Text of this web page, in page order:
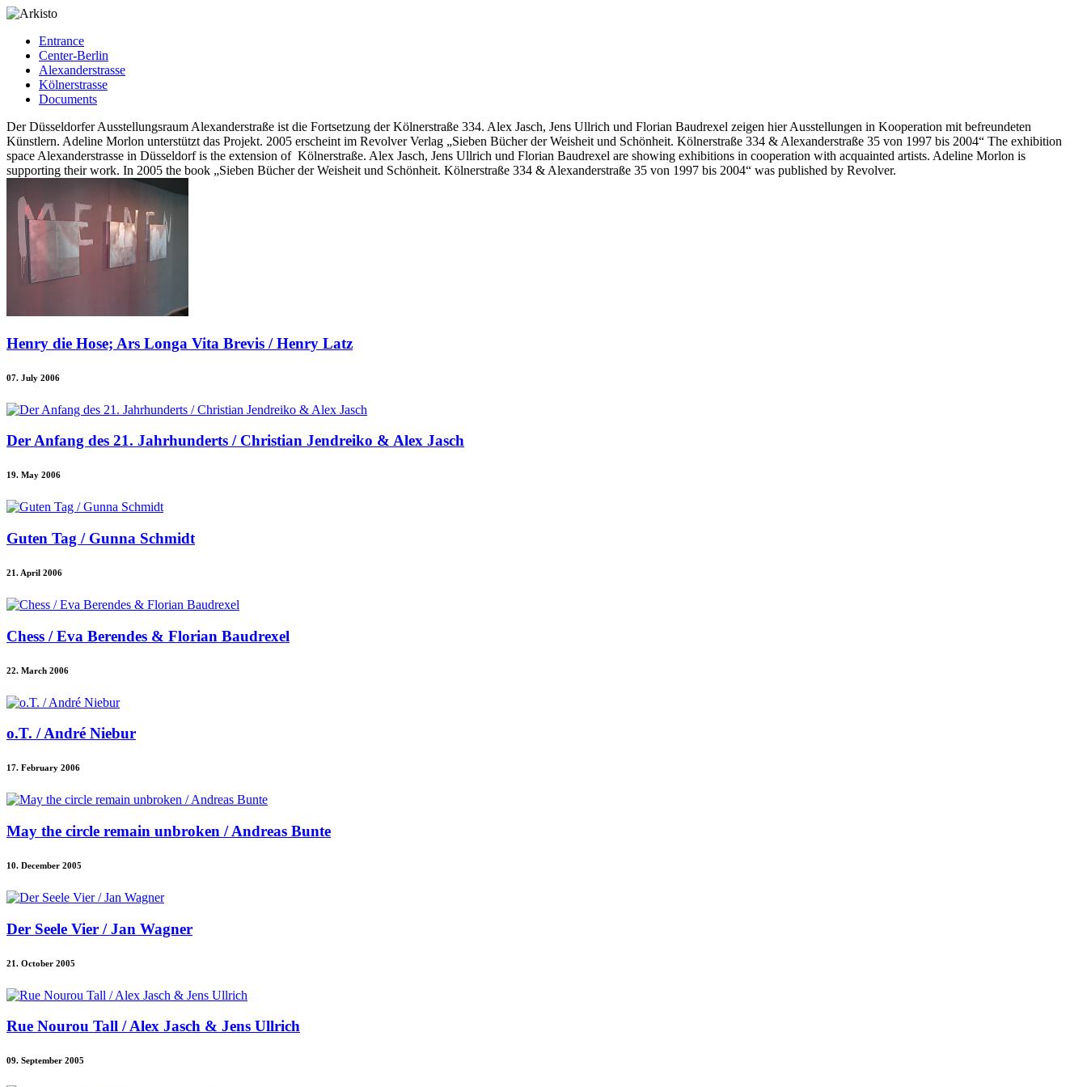
Entrance
Center-Berlin
Alexanderstrasse
Kölnerstrasse
Documents
Der Düsseldorfer Ausstellungsraum Alexanderstraße ist die Fortsetzung der Kölnerstraße 334. Alex Jasch, Jens Ullrich und Florian Baudrexel zeigen hier Ausstellungen in Kooperation mit befreundeten
Künstlern. Adeline Morlon unterstützt das Projekt. 2005 erscheint im Revolver Verlag „Sieben Bücher der Weisheit und Schönheit. Kölnerstraße 334 & Alexanderstraße 35 von 1997 bis 2004“ The exhibition
space Alexanderstrasse in Düsseldorf is the extension of Kölnerstraße. Alex Jasch, Jens Ullrich und Florian Baudrexel are showing exhibitions in cooperation with acquainted artists. Adeline Morlon is
supporting their work. In 2005 the book „Sieben Bücher der Weisheit und Schönheit. Kölnerstraße 334 & Alexanderstraße 35 von 1997 bis 2004“ was published by Revolver.
Henry die Hose; Ars Longa Vita Brevis / Henry Latz
07. July 2006
Der Anfang des 21. Jahrhunderts / Christian Jendreiko & Alex Jasch
19. May 2006
Guten Tag / Gunna Schmidt
21. April 2006
Chess / Eva Berendes & Florian Baudrexel
22. March 2006
o.T. / André Niebur
17. February 2006
May the circle remain unbroken / Andreas Bunte
10. December 2005
Der Seele Vier / Jan Wagner
21. October 2005
Rue Nourou Tall / Alex Jasch & Jens Ullrich
09. September 2005